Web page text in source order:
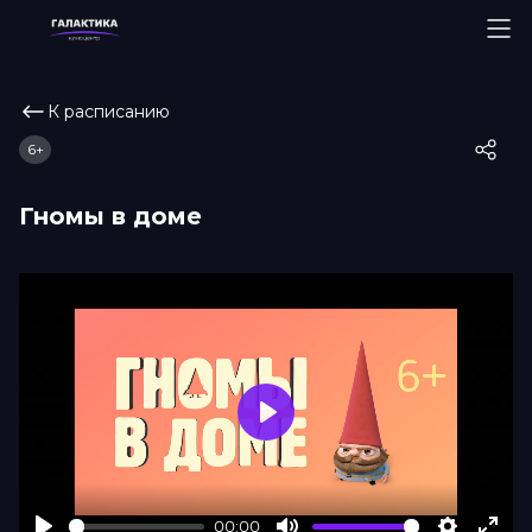
К расписанию
Гномы в доме
6+
00:00
Play